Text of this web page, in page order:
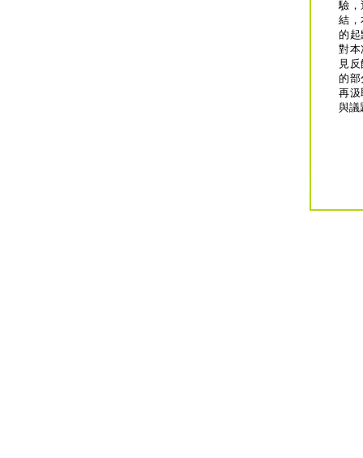
驗，
結，
的起
對本
見
的部
再汲
與議